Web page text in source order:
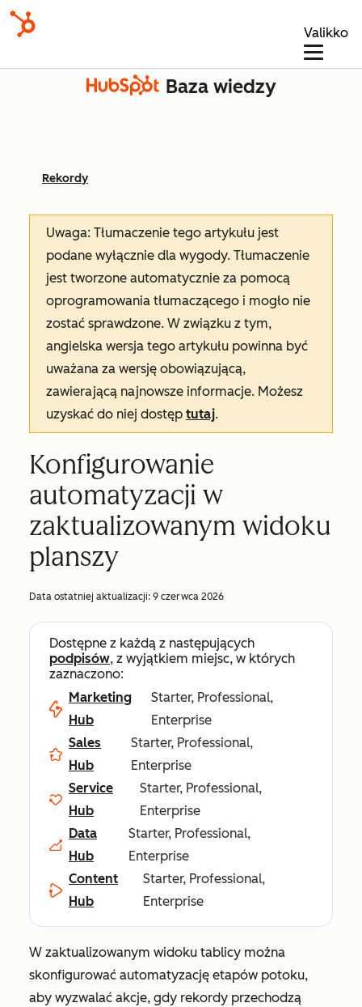
Valikko
Baza wiedzy
Rekordy
Uwaga: Tłumaczenie tego artykułu jest
podane wyłącznie dla wygody. Tłumaczenie
jest tworzone automatycznie za pomocą
oprogramowania tłumaczącego i mogło nie
zostać sprawdzone. W związku z tym,
angielska wersja tego artykułu powinna być
uważana za wersję obowiązującą,
zawierającą najnowsze informacje. Możesz
uzyskać do niej dostęp tutaj.
Konfigurowanie
automatyzacji w
zaktualizowanym widoku
planszy
Data ostatniej aktualizacji: 9 czerwca 2026
Dostępne z każdą z następujących
podpisów, z wyjątkiem miejsc, w których
zaznaczono:
Marketing
Hub
Starter, Professional,
Enterprise
Sales
Hub
Starter, Professional,
Enterprise
Service
Hub
Starter, Professional,
Enterprise
Data
Hub
Starter, Professional,
Enterprise
Content
Hub
Starter, Professional,
Enterprise
W zaktualizowanym widoku tablicy można
skonfigurować automatyzację etapów potoku,
aby wyzwalać akcje, gdy rekordy przechodzą